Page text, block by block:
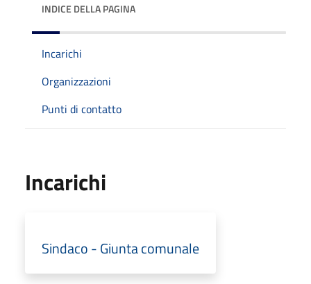
INDICE DELLA PAGINA
Incarichi
Organizzazioni
Punti di contatto
Incarichi
Sindaco - Giunta comunale